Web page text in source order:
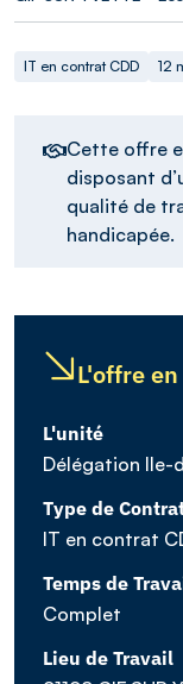
IT en contrat CDD 12
Cette offre
disposant
qualité de
handicapée.
L'offre
L'unité
Délégation Ile-
Type de
IT en contrat
Temps de
Complet
Lieu de Travail